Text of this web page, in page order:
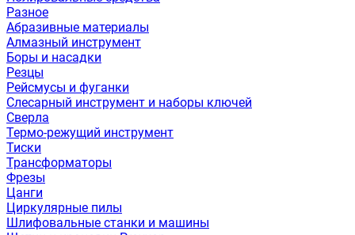
Разное
Абразивные материалы
Алмазный инструмент
Боры и насадки
Резцы
Рейсмусы и фуганки
Слесарный инструмент и наборы ключей
Сверла
Термо-режущий инструмент
Тиски
Трансформаторы
Фрезы
Цанги
Циркулярные пилы
Шлифовальные станки и машины